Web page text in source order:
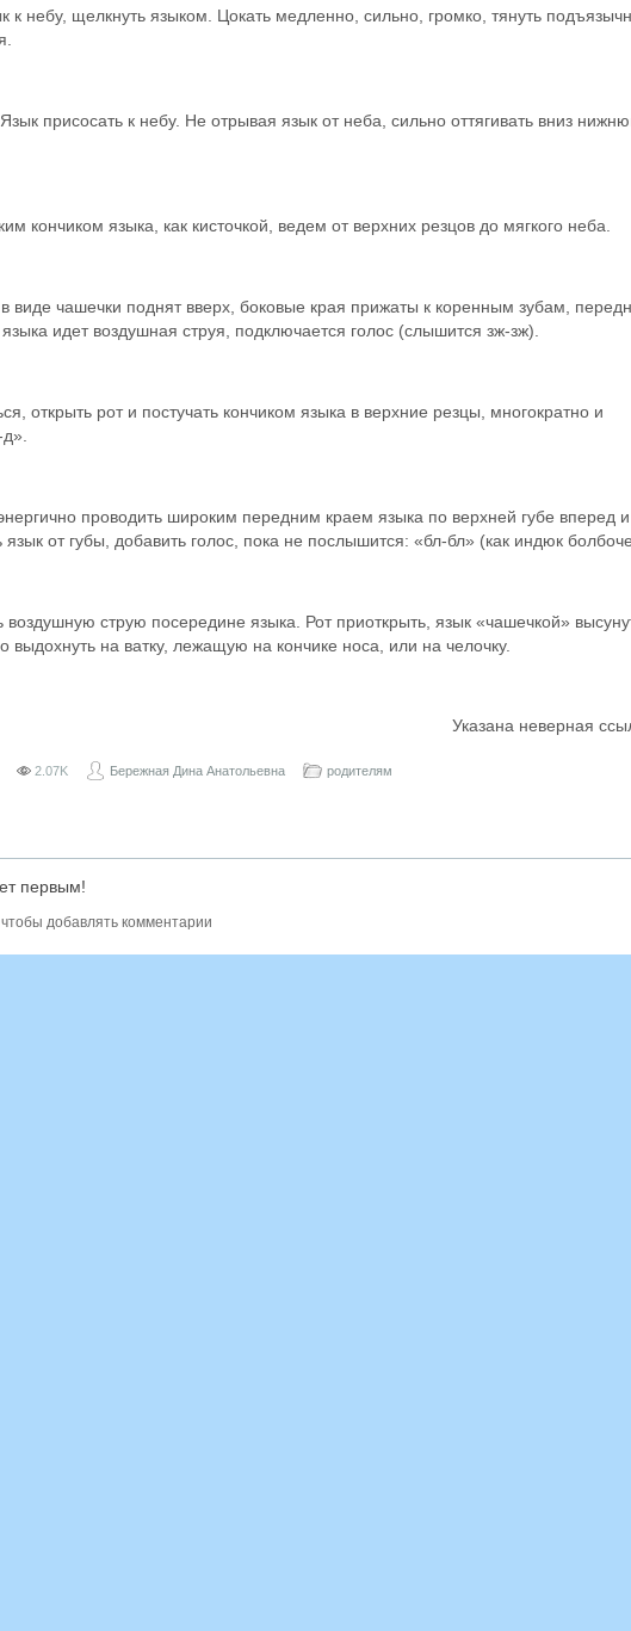
небу, щелкнуть языком. Цокать медленно, сильно, громко, тянуть
присосать к небу. Не отрывая язык от неба, сильно оттягивать вниз
кончиком языка, как кисточкой, ведем от верхних резцов до мягкого неба.
виде чашечки поднят вверх, боковые края прижаты к коренным зубам,
идет воздушная струя, подключается голос (слышится зж-зж).
открыть рот и постучать кончиком языка в верхние резцы, многократно и
проводить широким передним краем языка по верхней губе вперед и
язык от губы, добавить голос, пока не послышится: «бл-бл» (как индюк
струю посередине языка. Рот приоткрыть, язык «чашечкой»
выдохнуть на ватку, лежащую на кончике носа, или на челочку.
Указана неверная
2.07K Бережная Дина Анатольевна родителям
первым!
чтобы добавлять комментарии